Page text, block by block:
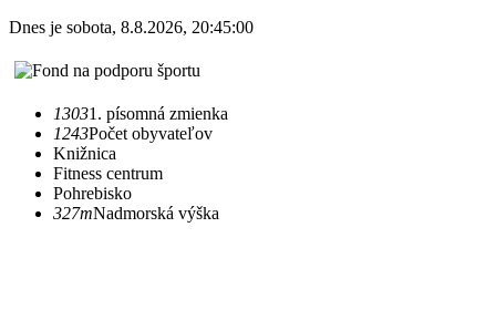
Dnes je sobota, 8.8.2026, 20:45:00
13031. písomná zmienka
1243Počet obyvateľov
Knižnica
Fitness centrum
Pohrebisko
327mNadmorská výška